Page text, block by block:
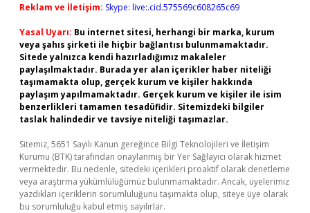
Reklam ve İletişim: Skype: live:.cid.575569c608265c69
Yasal Uyarı: Bu internet sitesi, herhangi bir marka, kurum
veya şahıs şirketi ile hiçbir bağlantısı bulunmamaktadır.
Sitede yalnızca kendi hazırladığımız makaleler
paylaşılmaktadır. Burada yer alan içerikler haber niteliği
taşımamakta olup, gerçek kurum ve kişiler hakkında
paylaşım yapılmamaktadır. Gerçek kurum ve kişiler ile isim
benzerlikleri tamamen tesadüfidir. Sitemizdeki bilgiler
taslak halindedir ve tavsiye niteliği taşımazlar.
Sitemiz, 5651 Sayılı Kanun gereğince Bilgi Teknolojileri ve İletişim
Kurumu (BTK) tarafından onaylanmış bir Yer Sağlayıcı olarak hizmet
vermektedir. Bu nedenle, sitedeki içerikleri proaktif olarak denetleme
veya araştırma yükümlülüğümüz bulunmamaktadır. Ancak, üyelerimiz
yazdıkları içeriklerin sorumluluğunu taşımakta olup, siteye üye olarak
bu sorumluluğu kabul etmiş sayılırlar.